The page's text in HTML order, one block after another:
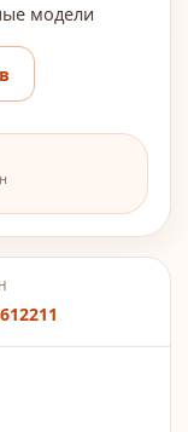
модели